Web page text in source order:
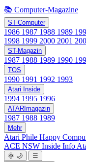
📚 Computer-Magazine
ST-Computer
1986 1987 1988 1989
1998 1999 2000 2001
ST-Magazin
1987 1988 1989 1990
TOS
1990 1991 1992 1993
Atari Inside
1994 1995 1996
ATARImagazin
1987 1988 1989
Mehr
Atari Phile Happy
ACE NSW Inside Info
🌞 🌙
☰